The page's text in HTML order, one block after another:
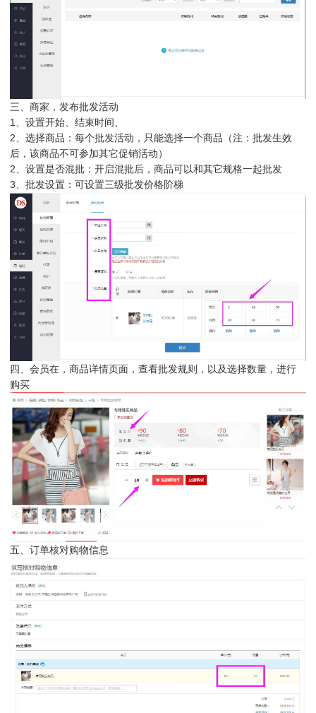
三、商家，发布批发活动
1、设置开始、结束时间、
2、选择商品：每个批发活动，只能选择一个商品（注：批发生效
后，该商品不可参加其它促销活动）
2、设置是否混批：开启混批后，商品可以和其它规格一起批发
3、批发设置：可设置三级批发价格阶梯
四、会员在，商品详情页面，查看批发规则，以及选择数量，进行
购买
五、订单核对购物信息